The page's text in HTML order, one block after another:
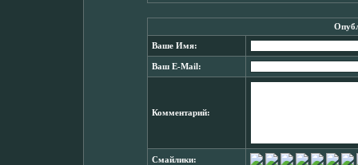
Ваше Имя:
Ваш E-Mail:
Комментарий:
Смайлики: